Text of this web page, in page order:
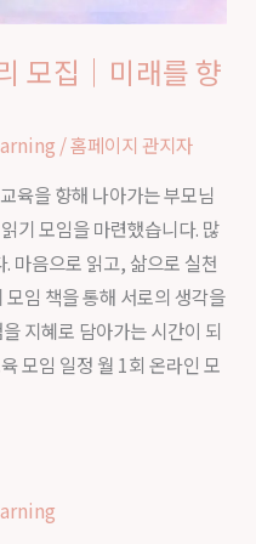
모집｜미래를 향
/홈페이지 관지자
육을 향해 나아가는 부모님
기 모임을 마련했습니다. 많
마음으로 읽고, 삶으로 실천
임 책을 통해 서로의 생각을
지혜로 담아가는 시간이 되
모임 일정 월 1회 온라인 모